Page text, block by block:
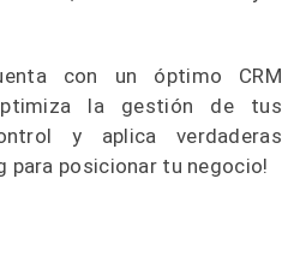
con un óptimo CRM
la gestión de tus
y aplica verdaderas
para posicionar tu negocio!